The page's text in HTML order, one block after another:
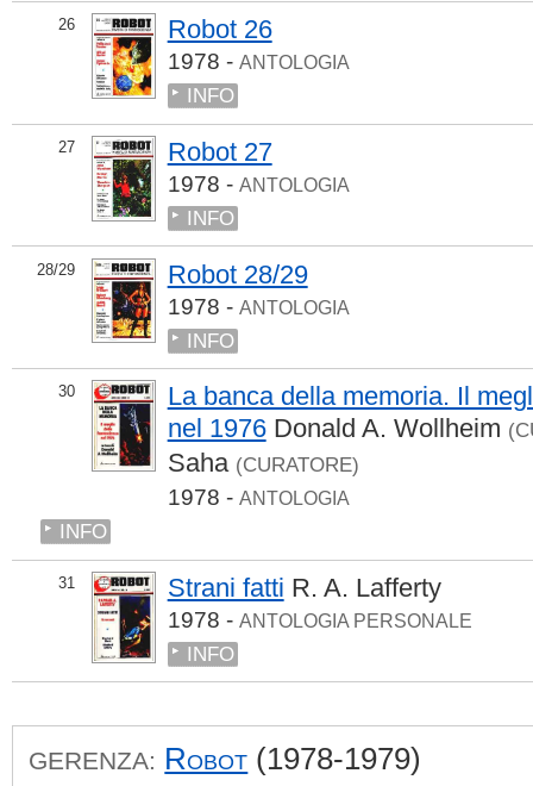
26 Robot 26
1978 - ANTOLOGIA
INFO
27 Robot 27
1978 - ANTOLOGIA
INFO
28/29 Robot 28/29
1978 - ANTOLOGIA
INFO
30
La banca della memoria. Il
nel 1976 Donald A. Wollheim
Saha (CURATORE)
1978 - ANTOLOGIA
INFO
31 Strani fatti R. A. Lafferty
1978 - ANTOLOGIA PERSONALE
INFO
GERENZA: Robot (1978-1979)